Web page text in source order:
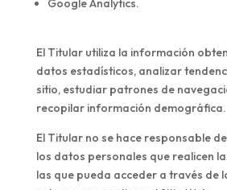
Google Analytics.
El Titular utiliza la información
datos estadísticos, analizar
sitio, estudiar patrones de
recopilar información demográfica.
El Titular no se hace responsable
los datos personales que realicen
las que pueda acceder a través de